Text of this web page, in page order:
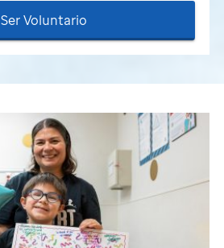
Ser Voluntario